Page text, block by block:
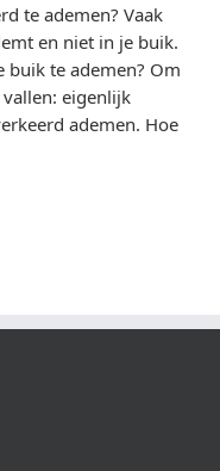
te ademen? Vaak
en niet in je buik.
buik te ademen? Om
eigenlijk
ademen. Hoe